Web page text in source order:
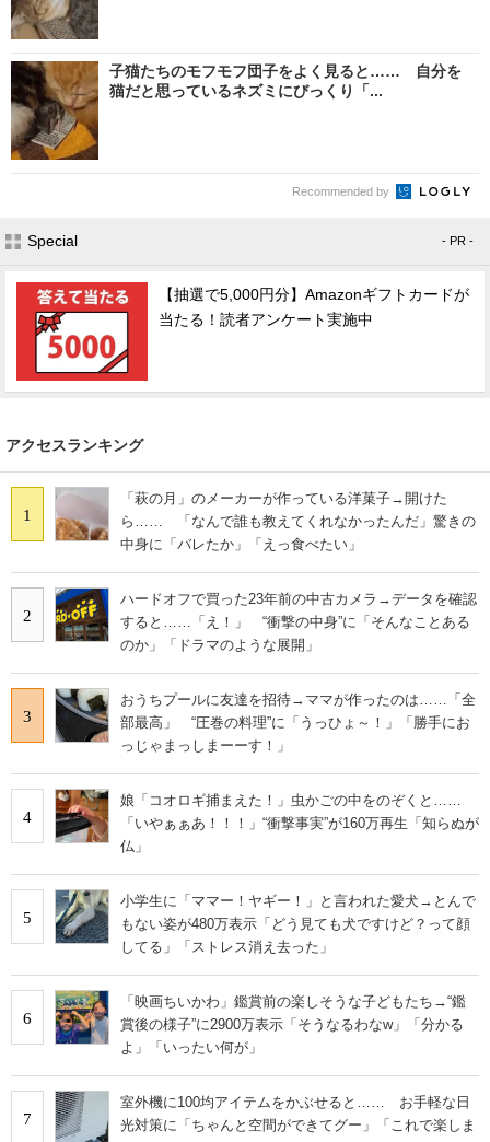
子猫たちのモフモフ団子をよく見ると…… 自分を
猫だと思っているネズミにびっくり「...
Recommended by
Special - PR -
【抽選で5,000円分】Amazonギフトカードが
当たる！読者アンケート実施中
アクセスランキング
1
「萩の月」のメーカーが作っている洋菓子→開けた
ら…… 「なんで誰も教えてくれなかったんだ」驚きの
中身に「バレたか」「えっ食べたい」
2
ハードオフで買った23年前の中古カメラ→データを確認
すると……「え！」 “衝撃の中身”に「そんなことある
のか」「ドラマのような展開」
3
おうちプールに友達を招待→ママが作ったのは……「全
部最高」 “圧巻の料理”に「うっひょ～！」「勝手にお
っじゃまっしまーーす！」
4
娘「コオロギ捕まえた！」虫かごの中をのぞくと……
「いやぁぁあ！！！」“衝撃事実”が160万再生「知らぬが
仏」
5
小学生に「ママー！ヤギー！」と言われた愛犬→とんで
もない姿が480万表示「どう見ても犬ですけど？って顔
してる」「ストレス消え去った」
6
「映画ちいかわ」鑑賞前の楽しそうな子どもたち→“鑑
賞後の様子”に2900万表示「そうなるわなw」「分かる
よ」「いったい何が」
7
室外機に100均アイテムをかぶせると…… お手軽な日
光対策に「ちゃんと空間ができてグー」「これで楽しま